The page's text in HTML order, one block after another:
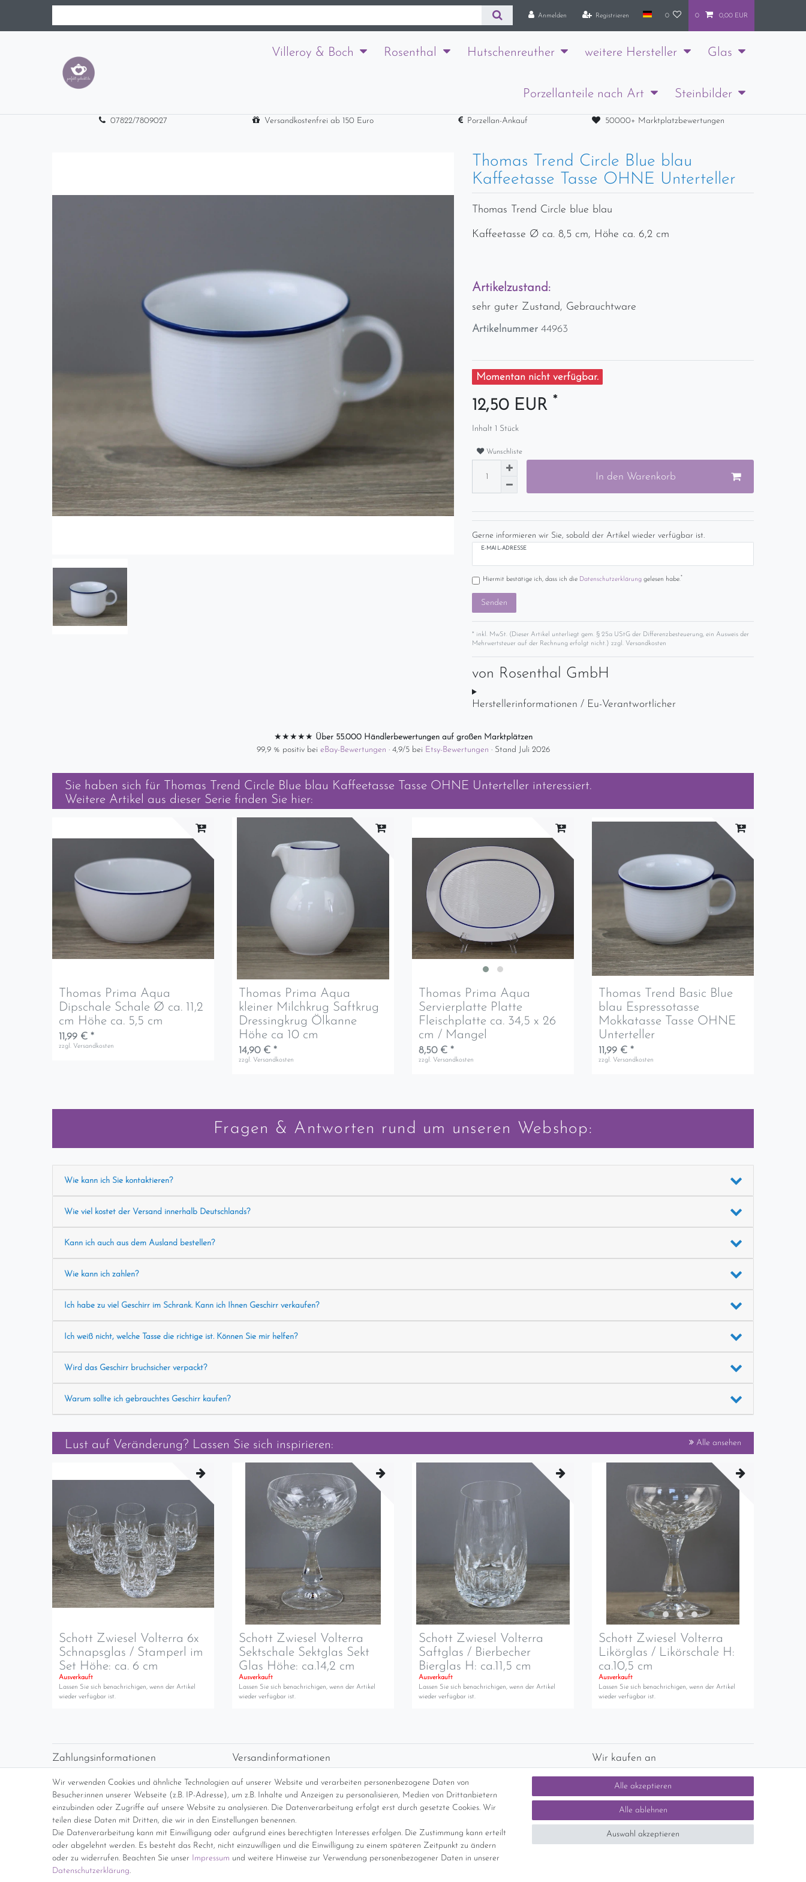
Anmelden Registrieren 0 0 0,00 EUR
Villeroy & Boch Rosenthal Hutschenreuther weitere Hersteller Glas
Porzellanteile nach Art Steinbilder
07822/7809027 Versandkostenfrei ab 150 Euro Porzellan-Ankauf 50000+ Marktplatzbewertungen
Thomas Trend Circle Blue blau
Kaffeetasse Tasse OHNE Unterteller
Thomas Trend Circle blue blau
Kaffeetasse Ø ca. 8,5 cm, Höhe ca. 6,2 cm
Artikelzustand:
sehr guter Zustand, Gebrauchtware
Artikelnummer 44963
Momentan nicht verfügbar.
12,50 EUR *
Inhalt 1 Stück
Wunschliste
In den Warenkorb
Gerne informieren wir Sie, sobald der Artikel wieder verfügbar ist.
E-MAIL-ADRESSE
Hiermit bestätige ich, dass ich die Daten­schutz­erklärunggelesen habe.*
Senden
* inkl. MwSt. (Dieser Artikel unterliegt gem. § 25a UStG der Differenzbesteuerung, ein Ausweis der
Mehrwertsteuer auf der Rechnung erfolgt nicht.) zzgl. Versandkosten
von Rosenthal GmbH
Herstellerinformationen / Eu-Verantwortlicher
★★★★★ Über 55.000 Händlerbewertungen auf großen Marktplätzen
99,9 % positiv bei eBay-Bewertungen · 4,9/5 bei Etsy-Bewertungen · Stand Juli 2026
Sie haben sich für Thomas Trend Circle Blue blau Kaffeetasse Tasse OHNE Unterteller interessiert.
Weitere Artikel aus dieser Serie finden Sie hier:
Thomas Prima Aqua
Dipschale Schale Ø ca. 11,2
cm Höhe ca. 5,5 cm
11,99 € *
zzgl. Versandkosten
Thomas Prima Aqua
kleiner Milchkrug Saftkrug
Dressingkrug Ölkanne
Höhe ca 10 cm
14,90 € *
zzgl. Versandkosten
Thomas Prima Aqua
Servierplatte Platte
Fleischplatte ca. 34,5 x 26
cm / Mangel
8,50 € *
zzgl. Versandkosten
Thomas Trend Basic Blue
blau Espressotasse
Mokkatasse Tasse OHNE
Unterteller
11,99 € *
zzgl. Versandkosten
Fragen & Antworten rund um unseren Webshop:
Wie kann ich Sie kontaktieren?
Wie viel kostet der Versand innerhalb Deutschlands?
Kann ich auch aus dem Ausland bestellen?
Wie kann ich zahlen?
Ich habe zu viel Geschirr im Schrank. Kann ich Ihnen Geschirr verkaufen?
Ich weiß nicht, welche Tasse die richtige ist. Können Sie mir helfen?
Wird das Geschirr bruchsicher verpackt?
Warum sollte ich gebrauchtes Geschirr kaufen?
Lust auf Veränderung? Lassen Sie sich inspirieren: Alle ansehen
Schott Zwiesel Volterra 6x
Schnapsglas / Stamperl im
Set Höhe: ca. 6 cm
Ausverkauft
Lassen Sie sich benachrichigen, wenn der Artikel
wieder verfügbar ist.
Schott Zwiesel Volterra
Sektschale Sektglas Sekt
Glas Höhe: ca.14,2 cm
Ausverkauft
Lassen Sie sich benachrichigen, wenn der Artikel
wieder verfügbar ist.
Schott Zwiesel Volterra
Saftglas / Bierbecher
Bierglas H: ca.11,5 cm
Ausverkauft
Lassen Sie sich benachrichigen, wenn der Artikel
wieder verfügbar ist.
Schott Zwiesel Volterra
Likörglas / Likörschale H:
ca.10,5 cm
Ausverkauft
Lassen Sie sich benachrichigen, wenn der Artikel
wieder verfügbar ist.
Wir verwenden Cookies und ähnliche Technologien auf unserer Website und verarbeiten personenbezogene Daten von
Besucher:innen unserer Webseite (z.B. IP-Adresse), um z.B. Inhalte und Anzeigen zu personalisieren, Medien von Drittanbietern
einzubinden oder Zugriffe auf unsere Website zu analysieren. Die Datenverarbeitung erfolgt erst durch gesetzte Cookies. Wir
teilen diese Daten mit Dritten, die wir in den Einstellungen benennen.
Die Datenverarbeitung kann mit Einwilligung oder aufgrund eines berechtigten Interesses erfolgen. Die Zustimmung kann erteilt
oder abgelehnt werden. Es besteht das Recht, nicht einzuwilligen und die Einwilligung zu einem späteren Zeitpunkt zu ändern
oder zu widerrufen. Beachten Sie unser Impressum und weitere Hinweise zur Verwendung personenbezogener Daten in unserer
Daten­schutz­erklärung.
Alle akzeptieren
Alle ablehnen
Auswahl akzeptieren
Zahlungsinformationen
Paypal
Abholung
Versandinformationen
kostenfreie Lieferung ab 150 Euro Warenwert (innerhalb Deutschlands)
Übersicht Internationale Versandkosten
Wir kaufen an
kaufen wir dieses an. Einfach unverbindliches
Angebot anfordern.
*Endpreis inkl. MwSt. (Dieser Artikel unterliegt gem. § 25a UStG der Differenzbesteuerung, ein Ausweis der Mehrwertsteuer auf der Rechnung erfolgt nicht.)